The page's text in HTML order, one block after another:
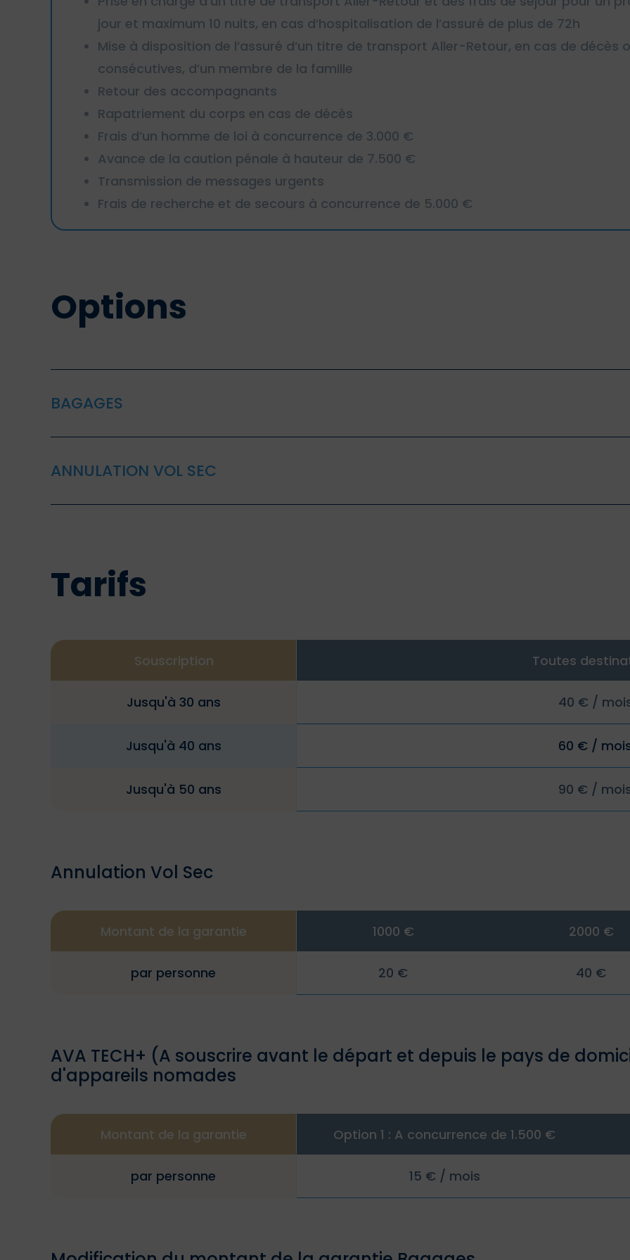
jour et maximum 10 nuits, en cas d’hospitalisation de l’assuré de plus de 72h
Mise à disposition de l’assuré d’un titre de transport Aller-Retour, en cas de décès
consécutives, d’un membre de la famille
Retour des accompagnants
Rapatriement du corps en cas de décès
Frais d’un homme de loi à concurrence de 3.000 €
Avance de la caution pénale à hauteur de 7.500 €
Transmission de messages urgents
Frais de recherche et de secours à concurrence de 5.000 €
Options
BAGAGES
ANNULATION VOL SEC
Tarifs
Souscription Toutes
Jusqu'à 30 ans 40 € /
Jusqu'à 40 ans 60 € /
Jusqu'à 50 ans 90 € /
Annulation Vol Sec
Montant de la garantie 1000 € 2000 €
par personne 20 € 40 €
AVA TECH+ (A souscrire avant le départ et depuis le pays de
d'appareils nomades
Montant de la garantie Option 1 : A concurrence de 1.500 €
par personne 15 € / mois